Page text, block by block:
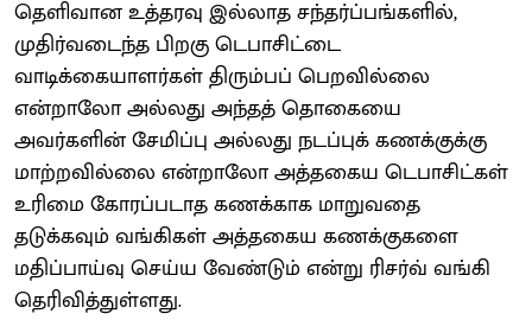
தெளிவான உத்தரவு இல்லாத சந்தர்ப்பங்களில்,
முதிர்வடைந்த பிறகு டெபாசிட்டை
வாடிக்கையாளர்கள் திரும்பப் பெறவில்லை
என்றாலோ அல்லது அந்தத் தொகையை
அவர்களின் சேமிப்பு அல்லது நடப்புக் கணக்குக்கு
மாற்றவில்லை என்றாலோ அத்தகைய டெபாசிட்கள்
உரிமை கோரப்படாத கணக்காக மாறுவதை
தடுக்கவும் வங்கிகள் அத்தகைய கணக்குகளை
மதிப்பாய்வு செய்ய வேண்டும் என்று ரிசர்வ் வங்கி
தெரிவித்துள்ளது.